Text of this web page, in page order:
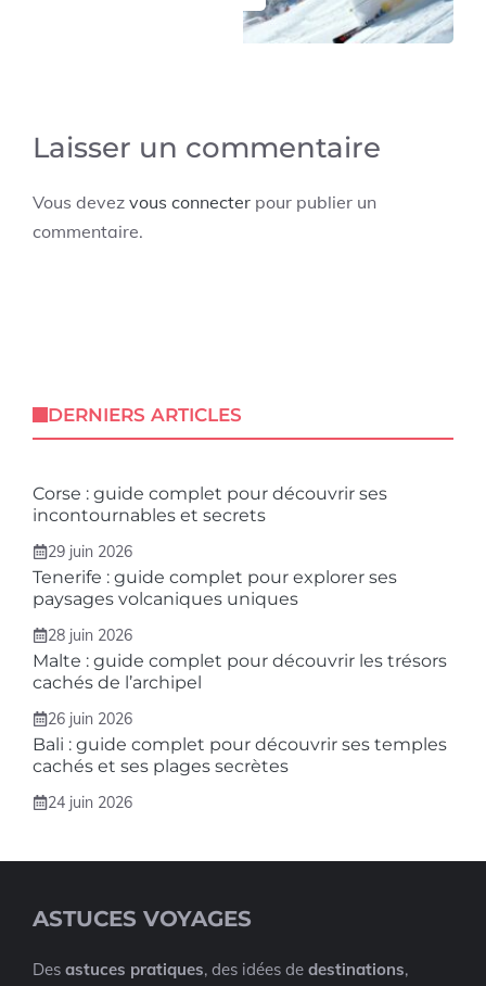
Laisser un commentaire
Vous devez vous connecter pour publier un
commentaire.
DERNIERS ARTICLES
Corse : guide complet pour découvrir ses
incontournables et secrets
29 juin 2026
Tenerife : guide complet pour explorer ses
paysages volcaniques uniques
28 juin 2026
Malte : guide complet pour découvrir les trésors
cachés de l’archipel
26 juin 2026
Bali : guide complet pour découvrir ses temples
cachés et ses plages secrètes
24 juin 2026
ASTUCES VOYAGES
Des astuces pratiques, des idées de destinations,